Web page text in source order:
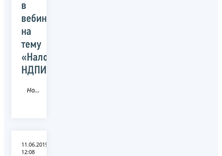
в
вебинаре
на
тему
«Налогообложение
НДПИ»
Новость
11.06.2019
12:08